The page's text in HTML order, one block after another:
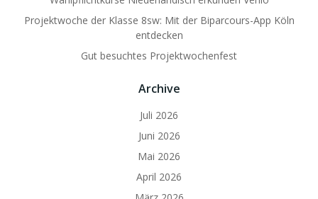
Projektwoche der Klasse 8sw: Mit der Biparcours-App Köln
entdecken
Gut besuchtes Projektwochenfest
Archive
Juli 2026
Juni 2026
Mai 2026
April 2026